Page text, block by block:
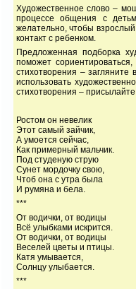
Художественное слово –
процессе общения с
желательно, чтобы
контакт с ребенком.
Предложенная подборка
поможет
стихотворения –
использовать
стихотворения –
Ростом он невелик
Этот самый зайчик,
А умоется сейчас,
Как примерный мальчик.
Под студеную струю
Сунет мордочку свою,
Чтоб она с утра была
И румяна и бела.
***
От водички, от водицы
Всё улыбками искрится.
От водички, от водицы
Веселей цветы и птицы.
Катя умывается,
Солнцу улыбается.
***